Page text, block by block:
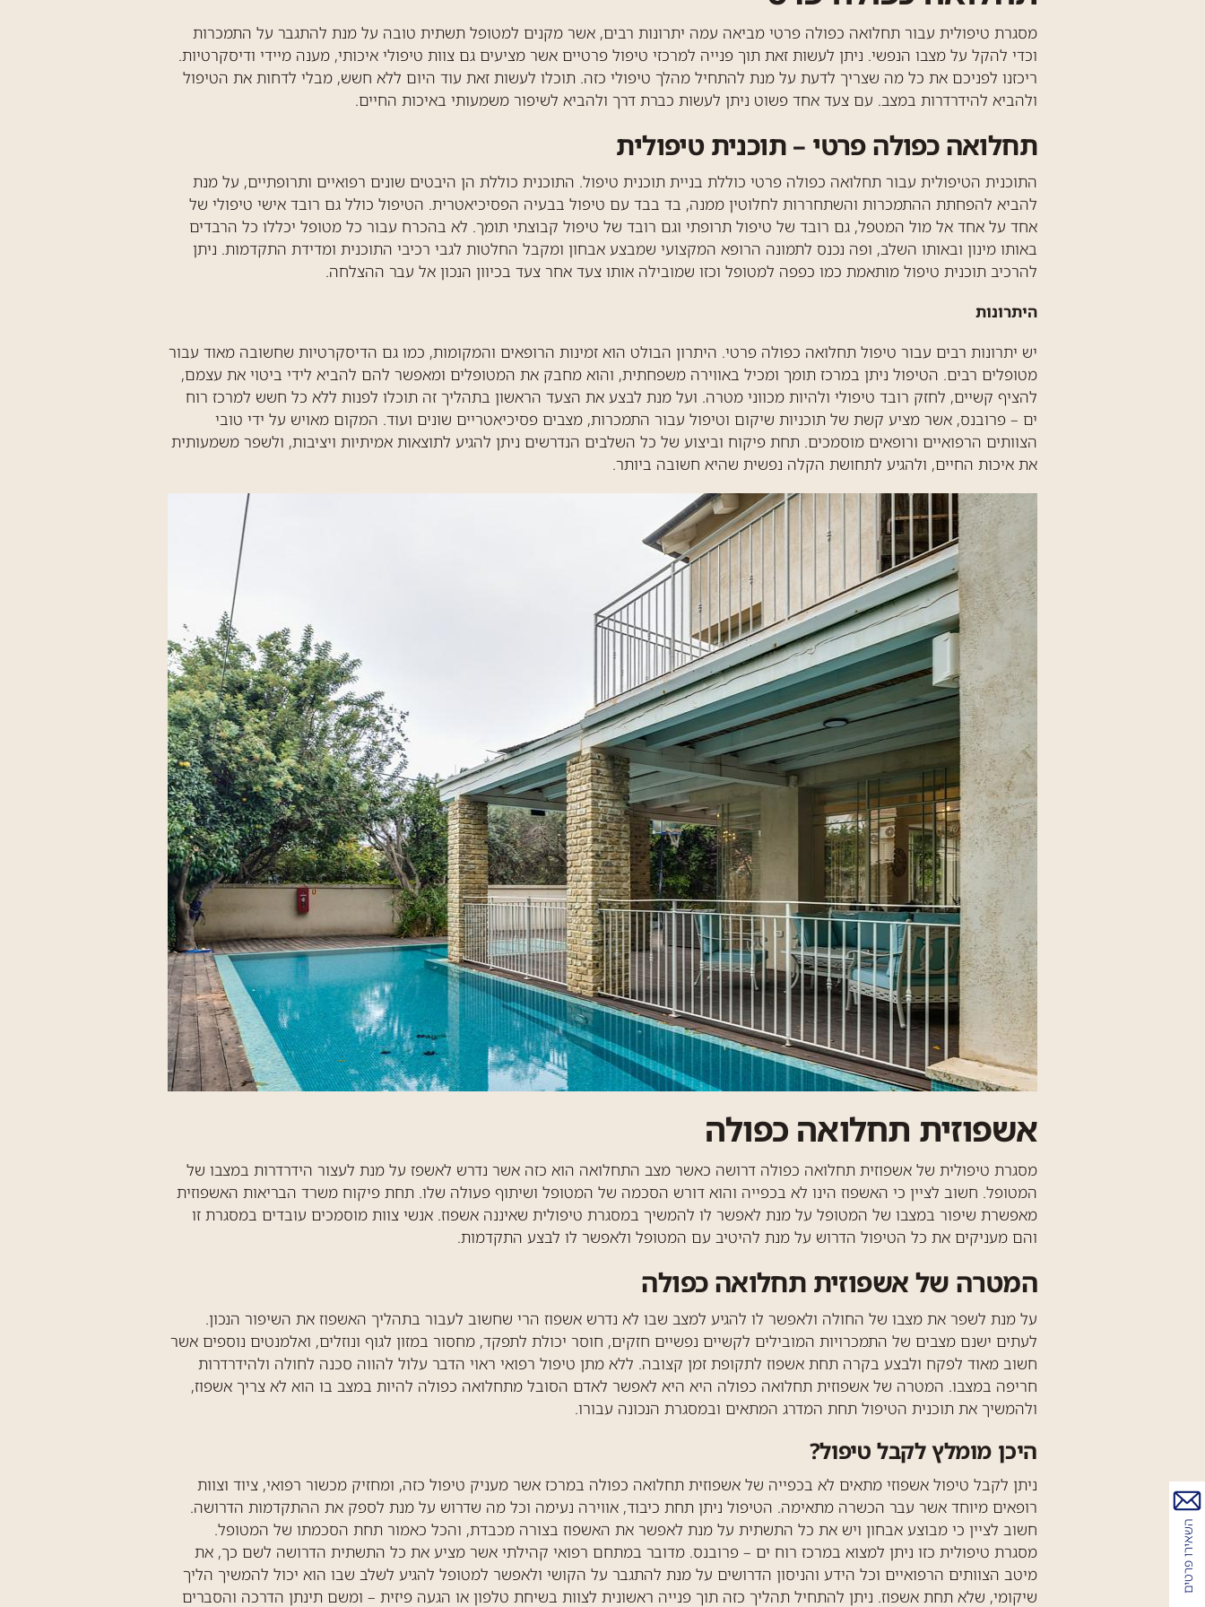
השאירו פרטים
מסגרת טיפולית עבור תחלואה כפולה פרטי מביאה עמה יתרונות רבים, אשר מקנים למטופל תשתית טובה על מנת להתגבר על התמכרות
וכדי להקל על מצבו הנפשי. ניתן לעשות זאת תוך פנייה למרכזי טיפול פרטיים אשר מציעים גם צוות טיפולי איכותי, מענה מיידי ודיסקרטיות.
ריכזנו לפניכם את כל מה שצריך לדעת על מנת להתחיל מהלך טיפולי כזה. תוכלו לעשות זאת עוד היום ללא חשש, מבלי לדחות את הטיפול
ולהביא להידרדרות במצב. עם צעד אחד פשוט ניתן לעשות כברת דרך ולהביא לשיפור משמעותי באיכות החיים.
תחלואה כפולה פרטי – תוכנית טיפולית
התוכנית הטיפולית עבור תחלואה כפולה פרטי כוללת בניית תוכנית טיפול. התוכנית כוללת הן היבטים שונים רפואיים ותרופתיים, על מנת
להביא להפחתת ההתמכרות והשתחררות לחלוטין ממנה, בד בבד עם טיפול בבעיה הפסיכיאטרית. הטיפול כולל גם רובד אישי טיפולי של
אחד על אחד אל מול המטפל, גם רובד של טיפול תרופתי וגם רובד של טיפול קבוצתי תומך. לא בהכרח עבור כל מטופל יכללו כל הרבדים
באותו מינון ובאותו השלב, ופה נכנס לתמונה הרופא המקצועי שמבצע אבחון ומקבל החלטות לגבי רכיבי התוכנית ומדידת התקדמות. ניתן
להרכיב תוכנית טיפול מותאמת כמו כפפה למטופל וכזו שמובילה אותו צעד אחר צעד בכיוון הנכון אל עבר ההצלחה.
היתרונות
יש יתרונות רבים עבור טיפול תחלואה כפולה פרטי. היתרון הבולט הוא זמינות הרופאים והמקומות, כמו גם הדיסקרטיות שחשובה מאוד עבור
מטופלים רבים. הטיפול ניתן במרכז תומך ומכיל באווירה משפחתית, והוא מחבק את המטופלים ומאפשר להם להביא לידי ביטוי את עצמם,
להציף קשיים, לחזק רובד טיפולי ולהיות מכווני מטרה. ועל מנת לבצע את הצעד הראשון בתהליך זה תוכלו לפנות ללא כל חשש למרכז רוח
ים – פרובנס, אשר מציע קשת של תוכניות שיקום וטיפול עבור התמכרות, מצבים פסיכיאטריים שונים ועוד. המקום מאויש על ידי טובי
הצוותים הרפואיים ורופאים מוסמכים. תחת פיקוח וביצוע של כל השלבים הנדרשים ניתן להגיע לתוצאות אמיתיות ויציבות, ולשפר משמעותית
את איכות החיים, ולהגיע לתחושת הקלה נפשית שהיא חשובה ביותר.
אשפוזית תחלואה כפולה
מסגרת טיפולית של אשפוזית תחלואה כפולה דרושה כאשר מצב התחלואה הוא כזה אשר נדרש לאשפז על מנת לעצור הידרדרות במצבו של
המטופל. חשוב לציין כי האשפוז הינו לא בכפייה והוא דורש הסכמה של המטופל ושיתוף פעולה שלו. תחת פיקוח משרד הבריאות האשפוזית
מאפשרת שיפור במצבו של המטופל על מנת לאפשר לו להמשיך במסגרת טיפולית שאיננה אשפוז. אנשי צוות מוסמכים עובדים במסגרת זו
והם מעניקים את כל הטיפול הדרוש על מנת להיטיב עם המטופל ולאפשר לו לבצע התקדמות.
המטרה של אשפוזית תחלואה כפולה
על מנת לשפר את מצבו של החולה ולאפשר לו להגיע למצב שבו לא נדרש אשפוז הרי שחשוב לעבור בתהליך האשפוז את השיפור הנכון.
לעתים ישנם מצבים של התמכרויות המובילים לקשיים נפשיים חזקים, חוסר יכולת לתפקד, מחסור במזון לגוף ונוזלים, ואלמנטים נוספים אשר
חשוב מאוד לפקח ולבצע בקרה תחת אשפוז לתקופת זמן קצובה. ללא מתן טיפול רפואי ראוי הדבר עלול להווה סכנה לחולה ולהידרדרות
חריפה במצבו. המטרה של אשפוזית תחלואה כפולה היא היא לאפשר לאדם הסובל מתחלואה כפולה להיות במצב בו הוא לא צריך אשפוז,
ולהמשיך את תוכנית הטיפול תחת המדרג המתאים ובמסגרת הנכונה עבורו.
היכן מומלץ לקבל טיפול?
ניתן לקבל טיפול אשפוזי מתאים לא בכפייה של אשפוזית תחלואה כפולה במרכז אשר מעניק טיפול כזה, ומחזיק מכשור רפואי, ציוד וצוות
רופאים מיוחד אשר עבר הכשרה מתאימה. הטיפול ניתן תחת כיבוד, אווירה נעימה וכל מה שדרוש על מנת לספק את ההתקדמות הדרושה.
חשוב לציין כי מבוצע אבחון ויש את כל התשתית על מנת לאפשר את האשפוז בצורה מכבדת, והכל כאמור תחת הסכמתו של המטופל.
מסגרת טיפולית כזו ניתן למצוא במרכז רוח ים – פרובנס. מדובר במתחם רפואי קהילתי אשר מציע את כל התשתית הדרושה לשם כך, את
מיטב הצוותים הרפואיים וכל הידע והניסון הדרושים על מנת להתגבר על הקושי ולאפשר למטופל להגיע לשלב שבו הוא יכול להמשיך הליך
שיקומי, שלא תחת אשפוז. ניתן להתחיל תהליך כזה תוך פנייה ראשונית לצוות בשיחת טלפון או הגעה פיזית – ומשם תינתן הדרכה והסברים